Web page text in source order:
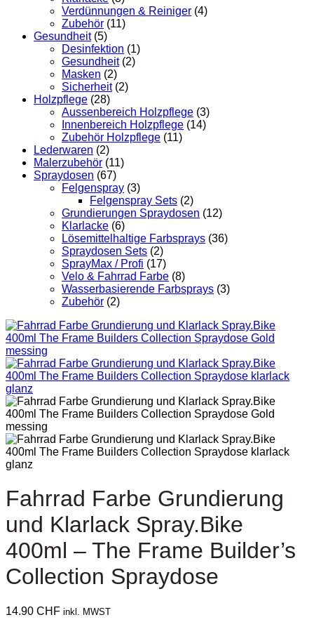
Verdünnungen & Reiniger (4)
Zubehör (11)
Gesundheit (5)
Desinfektion (1)
Gesundheit (2)
Masken (2)
Sicherheit (2)
Holzpflege (28)
Aussenbereich Holzpflege (3)
Innenbereich Holzpflege (14)
Zubehör Holzpflege (11)
Lederwaren (2)
Malerzubehör (11)
Spraydosen (67)
Felgenspray (3)
Felgenspray Sets (2)
Grundierungen Spraydosen (12)
Klarlacke (6)
Lösemittelhaltige Farbsprays (36)
Spraydosen Sets (2)
SprayMax / Profi (17)
Velo & Fahrrad Farbe (8)
Wasserbasierende Farbsprays (3)
Zubehör (2)
Fahrrad Farbe Grundierung
und Klarlack Spray.Bike
400ml – The Frame Builder’s
Collection Spraydose
14.90 CHF inkl. MWST